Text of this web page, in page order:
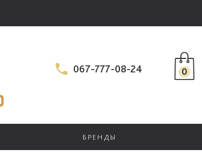
067-777-08-24 0
БРЕНДЫ